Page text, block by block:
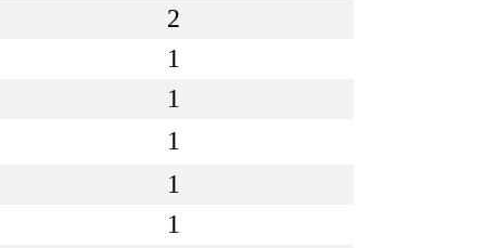
2
1
1
1
1
1